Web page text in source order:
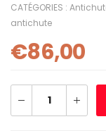
CATÉGORIES :
antichute
€86,00